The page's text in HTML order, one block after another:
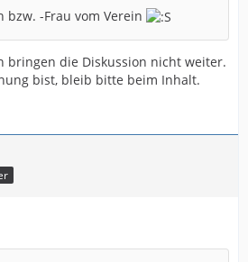
bzw. -Frau vom Verein
bringen die Diskussion nicht weiter.
bist, bleib bitte beim Inhalt.